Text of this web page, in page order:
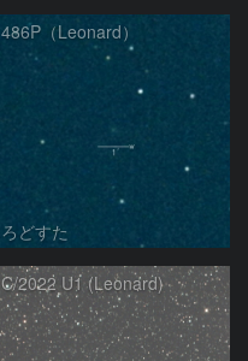
486P（Leonard）
ろどすた
C/2022 U1 (Leonard)